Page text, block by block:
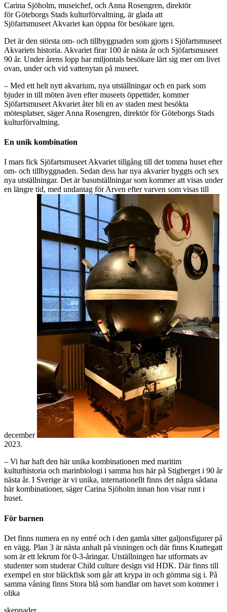
Carina Sjöholm, museichef, och Anna Rosengren, direktör
för Göteborgs Stads kulturförvaltning, är glada att
Sjöfartsmuseet Akvariet kan öppna för besökare igen.
Det är den största om- och tillbyggnaden som gjorts i Sjöfartsmuseet
Akvariets historia. Akvariet firar 100 år nästa år och Sjöfartsmuseet
90 år. Under årens lopp har miljontals besökare lärt sig mer om livet
ovan, under och vid vattenytan på museet.
– Med ett helt nytt akvarium, nya utställningar och en park som
bjuder in till möten även efter museets öppettider, kommer
Sjöfartsmuseet Akvariet åter bli en av staden mest besökta
mötesplatser, säger Anna Rosengren, direktör för Göteborgs Stads
kulturförvaltning.
En unik kombination
I mars fick Sjöfartsmuseet Akvariet tillgång till det tomma huset efter
om- och tillbyggnaden. Sedan dess har nya akvarier byggts och sex
nya utställningar. Det är basutställningar som kommer att visas under
en längre tid, med undantag för Arven efter varven som visas till
december
2023.
– Vi har haft den här unika kombinationen med maritim
kulturhistoria och marinbiologi i samma hus här på Stigberget i 90 år
nästa år. I Sverige är vi unika, internationellt finns det några sådana
här kombinationer, säger Carina Sjöholm innan hon visar runt i
huset.
För barnen
Det finns numera en ny entré och i den gamla sitter galjonsfigurer på
en vägg. Plan 3 är nästa anhalt på visningen och där finns Knattegatt
som är ett lekrum för 0-3-åringar. Utställningen har utformats av
studenter som studerar Child culture design vid HDK. Där finns till
exempel en stor bläckfisk som går att krypa in och gömma sig i. På
samma våning finns Stora blå som handlar om havet som kommer i
olika
skepnader.